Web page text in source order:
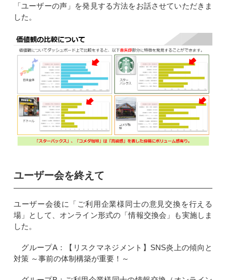
「ユーザーの声」を発見する方法をお話させていただきま
した。
ユーザー会を終えて
ユーザー会後に「ご利用企業様同士の意見交換を行える
場」として、オンライン形式の「情報交換会」も実施しま
した。
グループA：【リスクマネジメント】SNS炎上の傾向と
対策 ～事前の体制構築が重要！～